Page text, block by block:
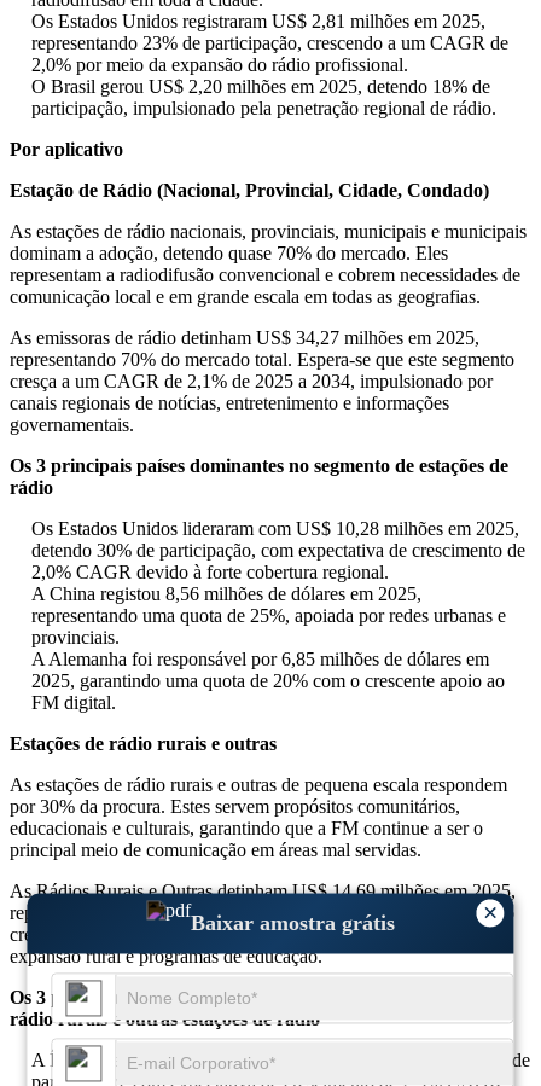
×
Baixar amostra grátis
Os Estados Unidos registraram US$ 2,81 milhões em 2025,
representando 23% de participação, crescendo a um CAGR de
2,0% por meio da expansão do rádio profissional.
O Brasil gerou US$ 2,20 milhões em 2025, detendo 18% de
participação, impulsionado pela penetração regional de rádio.
Por aplicativo
Estação de Rádio (Nacional, Provincial, Cidade, Condado)
As estações de rádio nacionais, provinciais, municipais e municipais
dominam a adoção, detendo quase 70% do mercado. Eles
representam a radiodifusão convencional e cobrem necessidades de
comunicação local e em grande escala em todas as geografias.
As emissoras de rádio detinham US$ 34,27 milhões em 2025,
representando 70% do mercado total. Espera-se que este segmento
cresça a um CAGR de 2,1% de 2025 a 2034, impulsionado por
canais regionais de notícias, entretenimento e informações
governamentais.
Os 3 principais países dominantes no segmento de estações de
rádio
Os Estados Unidos lideraram com US$ 10,28 milhões em 2025,
detendo 30% de participação, com expectativa de crescimento de
2,0% CAGR devido à forte cobertura regional.
A China registou 8,56 milhões de dólares em 2025,
representando uma quota de 25%, apoiada por redes urbanas e
provinciais.
A Alemanha foi responsável por 6,85 milhões de dólares em
2025, garantindo uma quota de 20% com o crescente apoio ao
FM digital.
Estações de rádio rurais e outras
As estações de rádio rurais e outras de pequena escala respondem
por 30% da procura. Estes servem propósitos comunitários,
educacionais e culturais, garantindo que a FM continue a ser o
principal meio de comunicação em áreas mal servidas.
As Rádios Rurais e Outras detinham US$ 14,69 milhões em 2025,
representando 30% do mercado total. Espera-se que este segmento
cresça a um CAGR de 2,2% de 2025 a 2034, impulsionado pela
expansão rural e programas de educação.
Os 3 principais países dominantes no segmento de estações de
rádio rurais e outras estações de rádio
A Índia liderou com US$ 4,40 milhões em 2025, detendo 30% de